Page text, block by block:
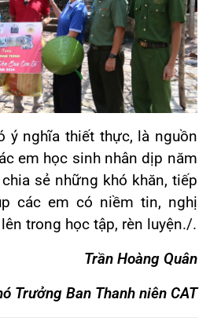
ý nghĩa thiết thực, là nguồn
em học sinh nhân dịp năm
sẻ những khó khăn, tiếp
các em có niềm tin, nghị
trong học tập, rèn luyện./.
Trần Hoàng Quân
Trưởng Ban Thanh niên CAT